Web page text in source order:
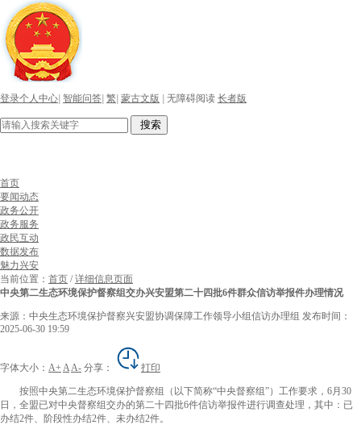
登录个人中心 智能问答 繁 蒙古文版 无障碍阅读 长者版
搜索
首页
要闻动态
政务公开
政务服务
政民互动
数据发布
魅力兴安
当前位置： 首页 /详细信息页面
中央第二生态环境保护督察组交办兴安盟第二十四批6件群众信访举报件办理情况
来源：中央生态环境保护督察兴安盟协调保障工作领导小组信访办理组 发布时间：
2025-06-30 19:59
字体大小： A+ AA- 分享： 打印
按照中央第二生态环境保护督察组（以下简称“中央督察组”）工作要求，6月30
日，全盟已对中央督察组交办的第二十四批6件信访举报件进行调查处理，其中：已
办结2件、阶段性办结2件、未办结2件。